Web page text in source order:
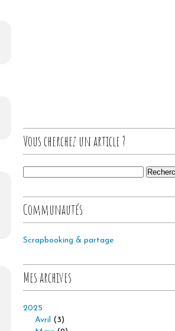
Vous cherchez un article ?
Communautés
Scrapbooking & partage
Mes archives
2025
Avril (3)